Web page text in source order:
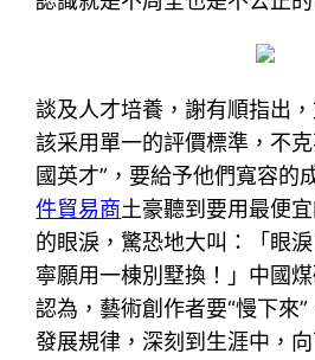
談及人才培養，謝有順指出
該采用單一的評價標準，不
國英才”，要給予他們寬容的
件貿易商土豪聽到要用最便
的眼淚，驚恐地大叫：「眼
寧願用一棟別墅換！」中國
認為，藝術創作者要“慢下來
發展規律，深刻到生涯中，